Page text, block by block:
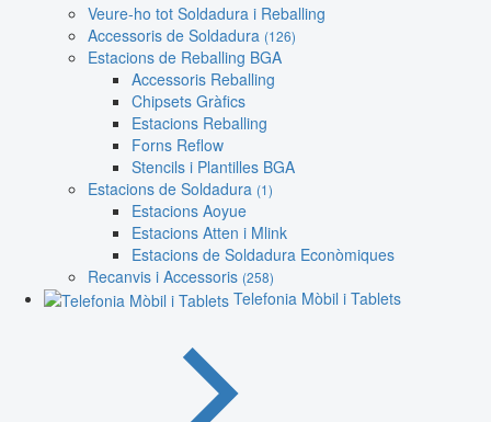
Veure-ho tot Soldadura i Reballing
Accessoris de Soldadura (126)
Estacions de Reballing BGA
Accessoris Reballing
Chipsets Gràfics
Estacions Reballing
Forns Reflow
Stencils i Plantilles BGA
Estacions de Soldadura (1)
Estacions Aoyue
Estacions Atten i Mlink
Estacions de Soldadura Econòmiques
Recanvis i Accessoris (258)
Telefonia Mòbil i Tablets